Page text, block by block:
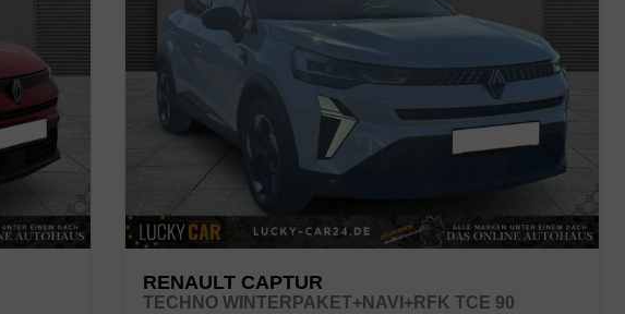
RENAULT CAPTUR
TECHNO WINTERPAKET+NAVI+RFK TCE 90